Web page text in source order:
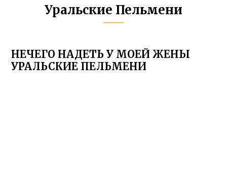
Уральские Пельмени
НЕЧЕГО НАДЕТЬ У МОЕЙ ЖЕНЫ
УРАЛЬСКИЕ ПЕЛЬМЕНИ